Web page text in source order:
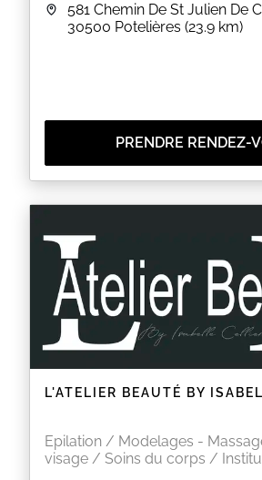
581 Chemin De St Julien De
30500 Potelières (23.9 km)
PRENDRE RENDEZ-
L'ATELIER BEAUTÉ BY
Epilation / Modelages -
visage / Soins du corps /